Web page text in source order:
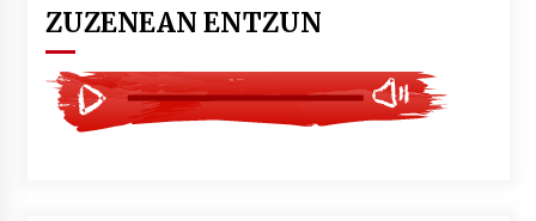
ZUZENEAN ENTZUN